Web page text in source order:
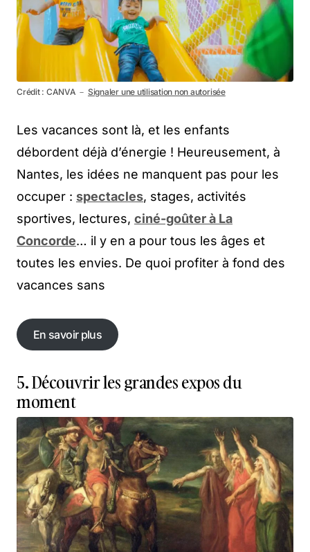
Crédit : CANVA － Signaler une utilisation non autorisée
Les vacances sont là, et les enfants
débordent déjà d’énergie ! Heureusement, à
Nantes, les idées ne manquent pas pour les
occuper : spectacles, stages, activités
sportives, lectures, ciné-goûter à La
Concorde… il y en a pour tous les âges et
toutes les envies. De quoi profiter à fond des
vacances sans
En savoir plus
En savoir plus
5. Découvrir les grandes expos du
moment